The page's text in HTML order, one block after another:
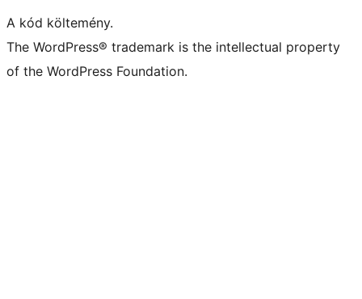
A kód költemény.
The WordPress® trademark is the intellectual property
of the WordPress Foundation.